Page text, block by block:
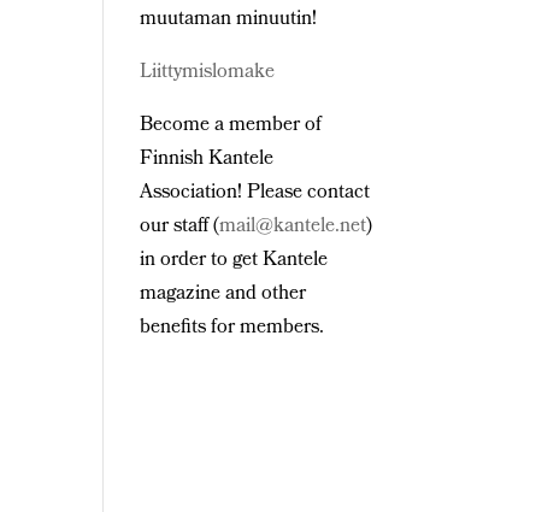
muutaman minuutin!
Liittymislomake
Become a member of
Finnish Kantele
Association! Please contact
our staff (mail@kantele.net)
in order to get Kantele
magazine and other
benefits for members.